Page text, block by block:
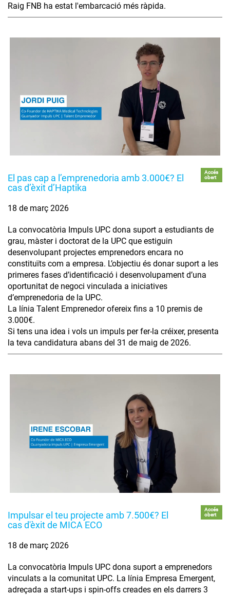
Raig FNB ha estat l'embarcació més ràpida.
El pas cap a l’emprenedoria amb 3.000€? El
cas d’èxit d’Haptika
Accés
obert
18 de març 2026
La convocatòria Impuls UPC dona suport a estudiants de
grau, màster i doctorat de la UPC que estiguin
desenvolupant projectes emprenedors encara no
constituïts com a empresa. L’objectiu és donar suport a les
primeres fases d’identificació i desenvolupament d’una
oportunitat de negoci vinculada a iniciatives
d’emprenedoria de la UPC.
La línia Talent Emprenedor ofereix fins a 10 premis de
3.000€.
Si tens una idea i vols un impuls per fer-la créixer, presenta
la teva candidatura abans del 31 de maig de 2026.
Impulsar el teu projecte amb 7.500€? El
cas d'èxit de MICA ECO
Accés
obert
18 de març 2026
La convocatòria Impuls UPC dona suport a emprenedors
vinculats a la comunitat UPC. La línia Empresa Emergent,
adreçada a start-ups i spin-offs creades en els darrers 3